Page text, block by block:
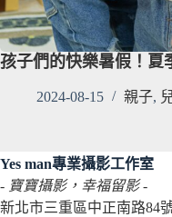
孩子們的快樂暑假！夏
2024-08-15 親子,
Yes man專業攝影工作室
- 寶寶攝影，幸福留影 -
新北市三重區中正南路84